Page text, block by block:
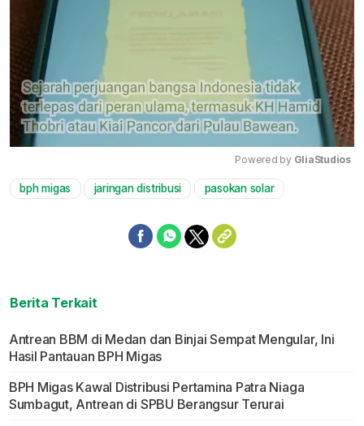
Powered by GliaStudios
bph migas jaringan distribusi pasokan solar
Berita Terkait
Antrean BBM di Medan dan Binjai Sempat Mengular, Ini
Hasil Pantauan BPH Migas
BPH Migas Kawal Distribusi Pertamina Patra Niaga
Sumbagut, Antrean di SPBU Berangsur Terurai